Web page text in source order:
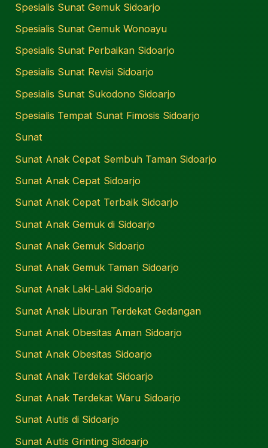
Spesialis Sunat Gemuk Sidoarjo
Spesialis Sunat Gemuk Wonoayu
Spesialis Sunat Perbaikan Sidoarjo
Spesialis Sunat Revisi Sidoarjo
Spesialis Sunat Sukodono Sidoarjo
Spesialis Tempat Sunat Fimosis Sidoarjo
Sunat
Sunat Anak Cepat Sembuh Taman Sidoarjo
Sunat Anak Cepat Sidoarjo
Sunat Anak Cepat Terbaik Sidoarjo
Sunat Anak Gemuk di Sidoarjo
Sunat Anak Gemuk Sidoarjo
Sunat Anak Gemuk Taman Sidoarjo
Sunat Anak Laki-Laki Sidoarjo
Sunat Anak Liburan Terdekat Gedangan
Sunat Anak Obesitas Aman Sidoarjo
Sunat Anak Obesitas Sidoarjo
Sunat Anak Terdekat Sidoarjo
Sunat Anak Terdekat Waru Sidoarjo
Sunat Autis di Sidoarjo
Sunat Autis Grinting Sidoarjo